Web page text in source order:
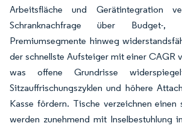
Arbeitsfläche und Gerätintegration
Schranknachfrage über Budget-,
Premiumsegmente hinweg
der schnellste Aufsteiger mit einer CAGR
was offene Grundrisse
Sitzauffrischungszyklen und höhere
Kasse fördern. Tische verzeichnen einen
werden zunehmend mit Inselbestuhlung